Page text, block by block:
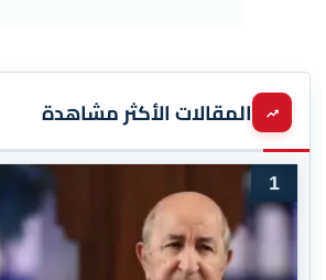
المقالات الأكثر مشاهدة
1